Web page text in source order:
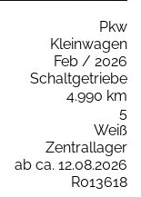
Pkw
Kleinwagen
Feb / 2026
Schaltgetriebe
4.990 km
5
Weiß
Zentrallager
ab ca. 12.08.2026
R013618